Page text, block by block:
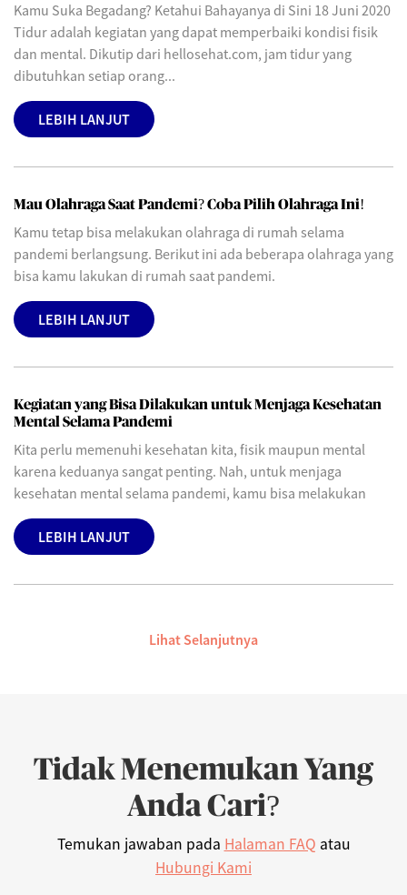
Kamu Suka Begadang? Ketahui Bahayanya di Sini 18 Juni 2020
Tidur adalah kegiatan yang dapat memperbaiki kondisi fisik
dan mental. Dikutip dari hellosehat.com, jam tidur yang
dibutuhkan setiap orang...
LEBIH LANJUT
Mau Olahraga Saat Pandemi? Coba Pilih Olahraga Ini!
Kamu tetap bisa melakukan olahraga di rumah selama
pandemi berlangsung. Berikut ini ada beberapa olahraga yang
bisa kamu lakukan di rumah saat pandemi.
LEBIH LANJUT
Kegiatan yang Bisa Dilakukan untuk Menjaga Kesehatan
Mental Selama Pandemi
Kita perlu memenuhi kesehatan kita, fisik maupun mental
karena keduanya sangat penting. Nah, untuk menjaga
kesehatan mental selama pandemi, kamu bisa melakukan
LEBIH LANJUT
Lihat Selanjutnya
Tidak Menemukan Yang
Anda Cari?
Temukan jawaban pada Halaman FAQ atau
Hubungi Kami